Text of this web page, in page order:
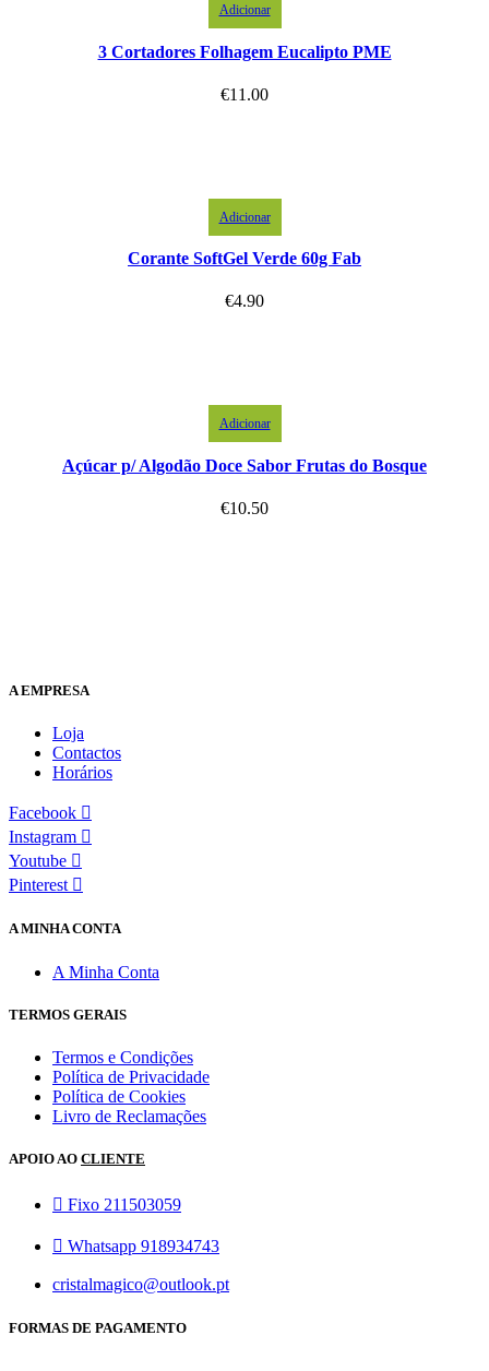
Adicionar
3 Cortadores Folhagem Eucalipto PME
€11.00
Adicionar
Corante SoftGel Verde 60g Fab
€4.90
Adicionar
Açúcar p/ Algodão Doce Sabor Frutas do Bosque
€10.50
A EMPRESA
Loja
Contactos
Horários
Facebook
Instagram
Youtube
Pinterest
A MINHA CONTA
A Minha Conta
TERMOS GERAIS
Termos e Condições
Política de Privacidade
Política de Cookies
Livro de Reclamações
APOIO AO CLIENTE
Fixo 211503059
Whatsapp 918934743
cristalmagico@outlook.pt
FORMAS DE PAGAMENTO